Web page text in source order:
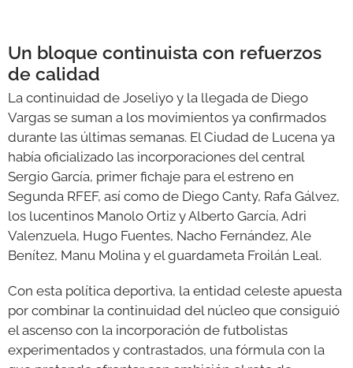
Un bloque continuista con refuerzos
de calidad
La continuidad de Joseliyo y la llegada de Diego
Vargas se suman a los movimientos ya confirmados
durante las últimas semanas. El Ciudad de Lucena ya
había oficializado las incorporaciones del central
Sergio García, primer fichaje para el estreno en
Segunda RFEF, así como de Diego Canty, Rafa Gálvez,
los lucentinos Manolo Ortiz y Alberto García, Adri
Valenzuela, Hugo Fuentes, Nacho Fernández, Ale
Benítez, Manu Molina y el guardameta Froilán Leal.
Con esta política deportiva, la entidad celeste apuesta
por combinar la continuidad del núcleo que consiguió
el ascenso con la incorporación de futbolistas
experimentados y contrastados, una fórmula con la